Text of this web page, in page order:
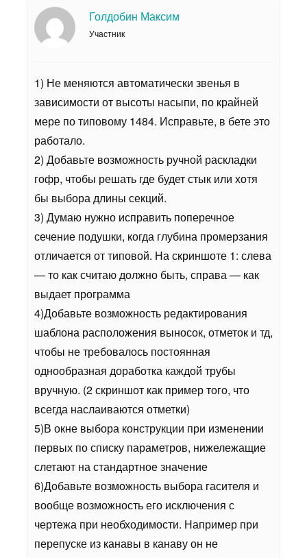
Голдобин Максим
Участник
1) Не меняются автоматически звенья в
зависимости от высоты насыпи, по крайней
мере по типовому 1484. Исправьте, в бете это
работало.
2) Добавьте возможность ручной раскладки
гофр, чтобы решать где будет стык или хотя
бы выбора длины секций.
3) Думаю нужно исправить поперечное
сечение подушки, когда глубина промерзания
отличается от типовой. На скриншоте 1: слева
— то как считаю должно быть, справа — как
выдает программа
4)Добавьте возможность редактирования
шаблона расположения выносок, отметок и тд,
чтобы не требовалось постоянная
однообразная доработка каждой трубы
вручную. (2 скриншот как пример того, что
всегда наслаиваются отметки)
5)В окне выбора конструкции при изменении
первых по списку параметров, нижележащие
слетают на стандартное значение
6)Добавьте возможность выбора гасителя и
вообще возможность его исключения с
чертежа при необходимости. Например при
перепуске из канавы в канаву он не